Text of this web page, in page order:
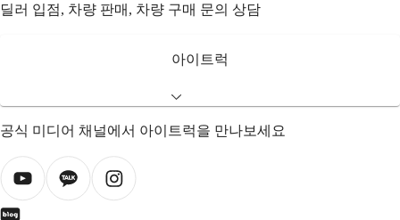
딜러 입점, 차량 판매, 차량 구매 문의 상담
아이트럭
공식 미디어 채널에서 아이트럭을 만나보세요